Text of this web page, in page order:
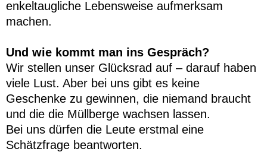
enkeltaugliche Lebensweise aufmerksam
machen.
Und wie kommt man ins Gespräch?
Wir stellen unser Glücksrad auf – darauf haben
viele Lust. Aber bei uns gibt es keine
Geschenke zu gewinnen, die niemand braucht
und die die Müllberge wachsen lassen.
Bei uns dürfen die Leute erstmal eine
Schätzfrage beantworten.